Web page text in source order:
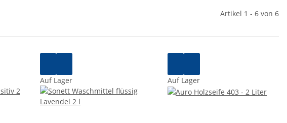
Artikel 1 - 6 von 6
Auf Lager Auf Lager